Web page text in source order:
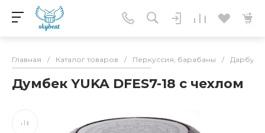
Главная / Каталог товаров / Перкуссия, барабаны /
Думбек YUKA DFES7-18 с чехлом